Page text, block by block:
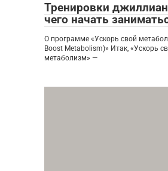
Тренировки
чего начать
О программе «Ускорь свой
Boost Metabolism)» Итак, «Ускорь
метаболизм» —